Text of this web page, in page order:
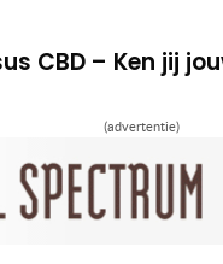
tegen
van
(advertentie)